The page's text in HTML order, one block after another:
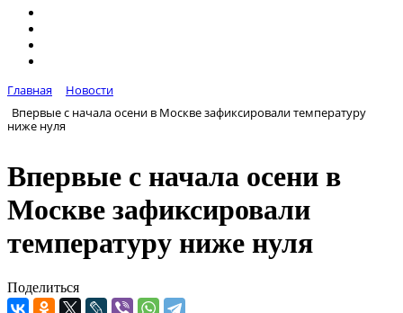
Главная
Новости
Впервые с начала осени в Москве зафиксировали температуру
ниже нуля
Впервые с начала осени в
Москве зафиксировали
температуру ниже нуля
Поделиться